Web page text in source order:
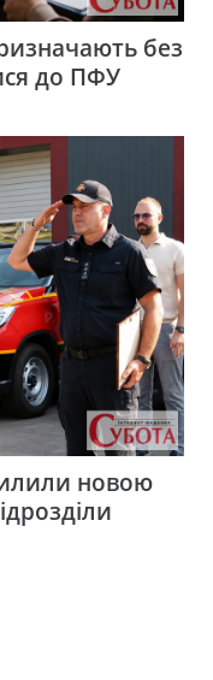
без
до ПФУ
новою